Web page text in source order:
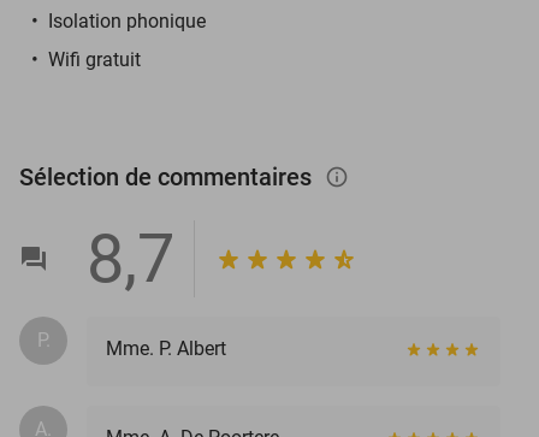
Isolation phonique
Wifi gratuit
Sélection de commentaires info_outlined
8,7
P. Mme. P. Albert
A.